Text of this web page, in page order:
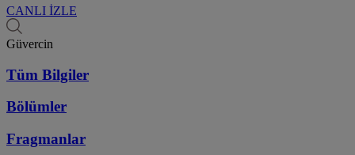
CANLI İZLE
Güvercin
Tüm Bilgiler
Bölümler
Fragmanlar